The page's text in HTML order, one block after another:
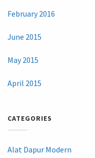
February 2016
June 2015
May 2015
April 2015
CATEGORIES
Alat Dapur Modern